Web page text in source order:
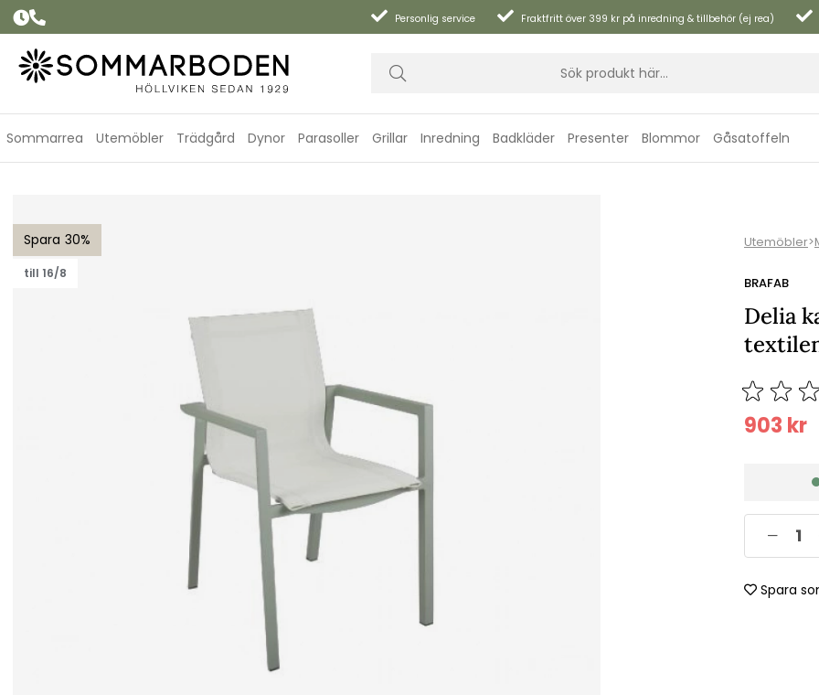
Personlig service Fraktfritt över 399 kr på inredning & tillbehör (ej rea)
Sommarrea Utemöbler Trädgård Dynor Parasoller Grillar Inredning Badkläder Presenter Blommor Gåsatoffeln
30
till 16/8
Utemöbler>
BRAFAB
Delia
903 kr
Spara